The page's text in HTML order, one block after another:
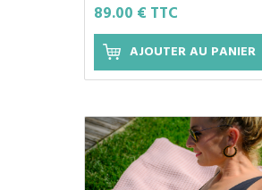
89.00 € TTC
AJOUTER AU PANIER